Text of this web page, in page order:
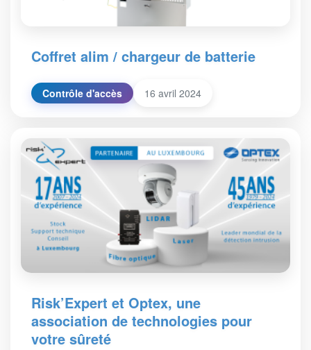
Coffret alim / chargeur de batterie
Contrôle d'accès 16 avril 2024
Risk’Expert et Optex, une
association de technologies pour
votre sûreté